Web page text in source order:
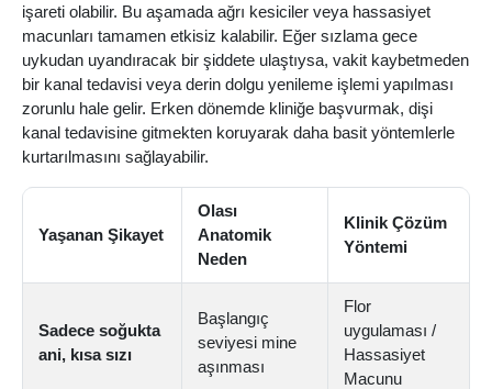
işareti olabilir. Bu aşamada ağrı kesiciler veya hassasiyet
macunları tamamen etkisiz kalabilir. Eğer sızlama gece
uykudan uyandıracak bir şiddete ulaştıysa, vakit kaybetmeden
bir kanal tedavisi veya derin dolgu yenileme işlemi yapılması
zorunlu hale gelir. Erken dönemde kliniğe başvurmak, dişi
kanal tedavisine gitmekten koruyarak daha basit yöntemlerle
kurtarılmasını sağlayabilir.
Yaşanan Şikayet
Olası
Anatomik
Neden
Klinik Çözüm
Yöntemi
Sadece soğukta
ani, kısa sızı
Başlangıç
seviyesi mine
aşınması
Flor
uygulaması /
Hassasiyet
Macunu